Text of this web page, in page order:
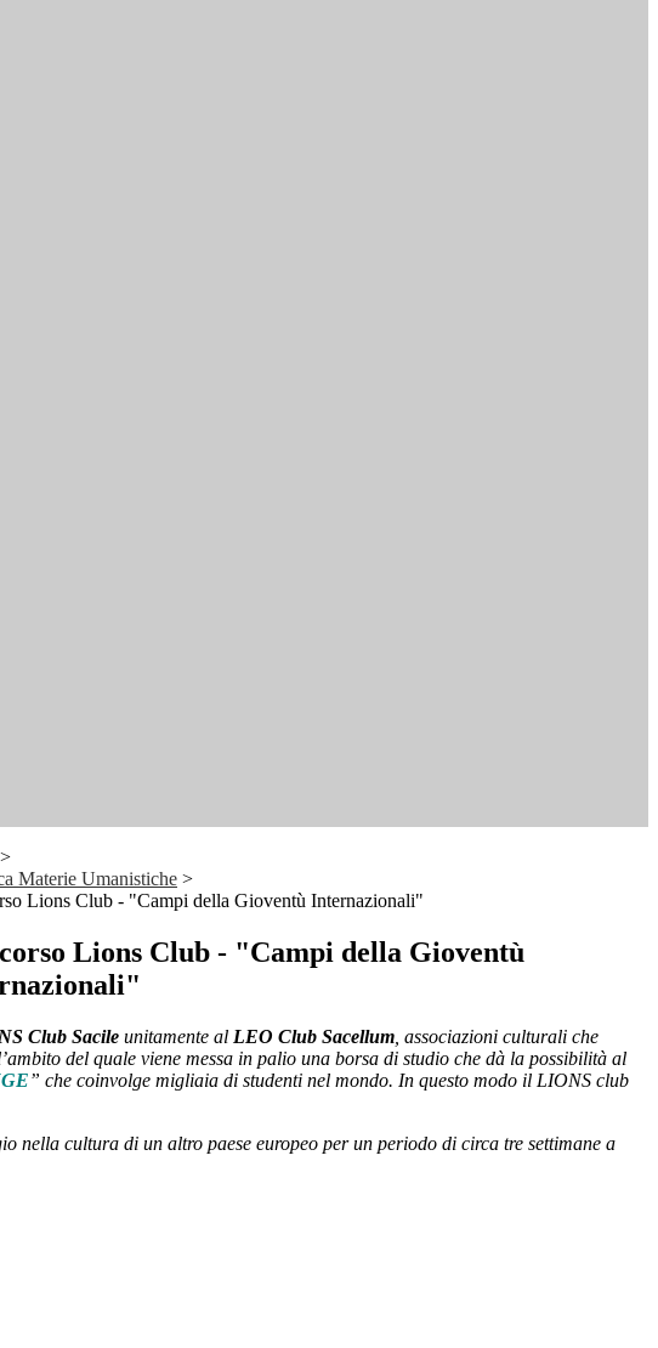
>
Materie Umanistiche >
Lions Club - "Campi della Gioventù Internazionali"
Lions Club - "Campi della Gioventù
Club Sacile unitamente al LEO Club Sacellum , associazioni culturali che
del quale viene messa in palio una borsa di studio che dà la possibilità al
” che coinvolge migliaia di studenti nel mondo. In questo modo il LIONS club
nella cultura di un altro paese europeo per un periodo di circa tre settimane a